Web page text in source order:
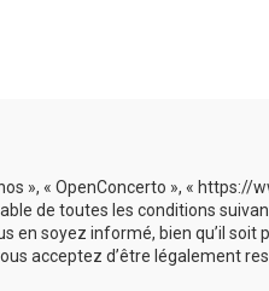
», « OpenConcerto », «
de toutes les conditions
soyez informé, bien qu’il
acceptez d’être légalement